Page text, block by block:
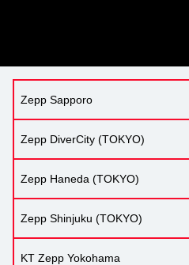
Zepp Sapporo
Zepp DiverCity (TOKYO)
Zepp Haneda (TOKYO)
Zepp Shinjuku (TOKYO)
KT Zepp Yokohama